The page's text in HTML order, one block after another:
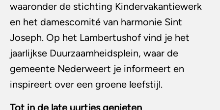
waaronder de stichting Kindervakantiewerk
en het damescomité van harmonie Sint
Joseph. Op het Lambertushof vind je het
jaarlijkse Duurzaamheidsplein, waar de
gemeente Nederweert je informeert en
inspireert over een groene leefstijl.
Tot in de late uurtjes genieten